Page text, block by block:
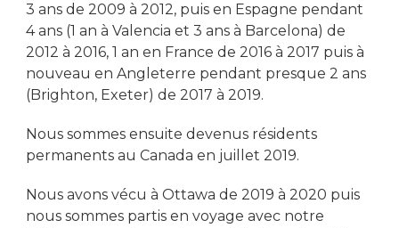
3 ans de 2009 à 2012, puis en Espagne pendant
4 ans (1 an à Valencia et 3 ans à Barcelona) de
2012 à 2016, 1 an en France de 2016 à 2017 puis à
nouveau en Angleterre pendant presque 2 ans
(Brighton, Exeter) de 2017 à 2019.
Nous sommes ensuite devenus résidents
permanents au Canada en juillet 2019.
Nous avons vécu à Ottawa de 2019 à 2020 puis
nous sommes partis en voyage avec notre